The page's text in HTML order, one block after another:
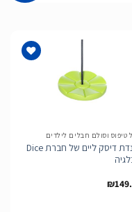
טיפוס וסולם חבלים לילדים
נדנדת דיסק ליים של חברת Dice
₪